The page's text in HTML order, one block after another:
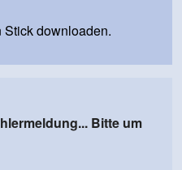
Stick downloaden.
Bitte um